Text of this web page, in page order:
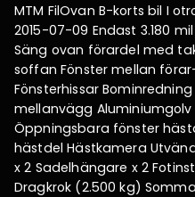
MTM FilOvan B-korts bil I
2015-07-09 Endast 3.180
Säng ovan förardel med
soffan Fönster mellan
Fönsterhissar
mellanvägg
Öppningsbara fönster
hästdel Hästkamera
x 2 Sadelhängare x 2
Dragkrok (2.500 kg)